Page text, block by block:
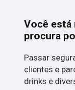
Você está
procura
Passar
clientes e
drinks e